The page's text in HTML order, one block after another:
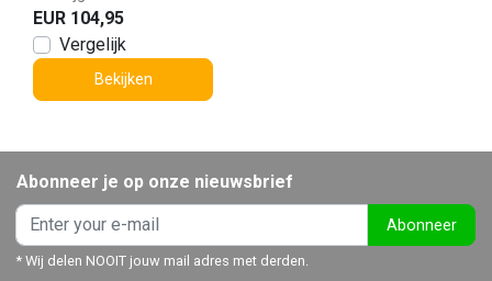
EUR 104,95
Vergelijk
Bekijken
Abonneer je op onze nieuwsbrief
Abonneer
* Wij delen NOOIT jouw mail adres met derden.